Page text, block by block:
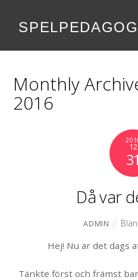
SPELPEDAGOG
Monthly
2016
12
31
Då var
ADMIN
Hej! Nu är det dags
Tänkte först och främst